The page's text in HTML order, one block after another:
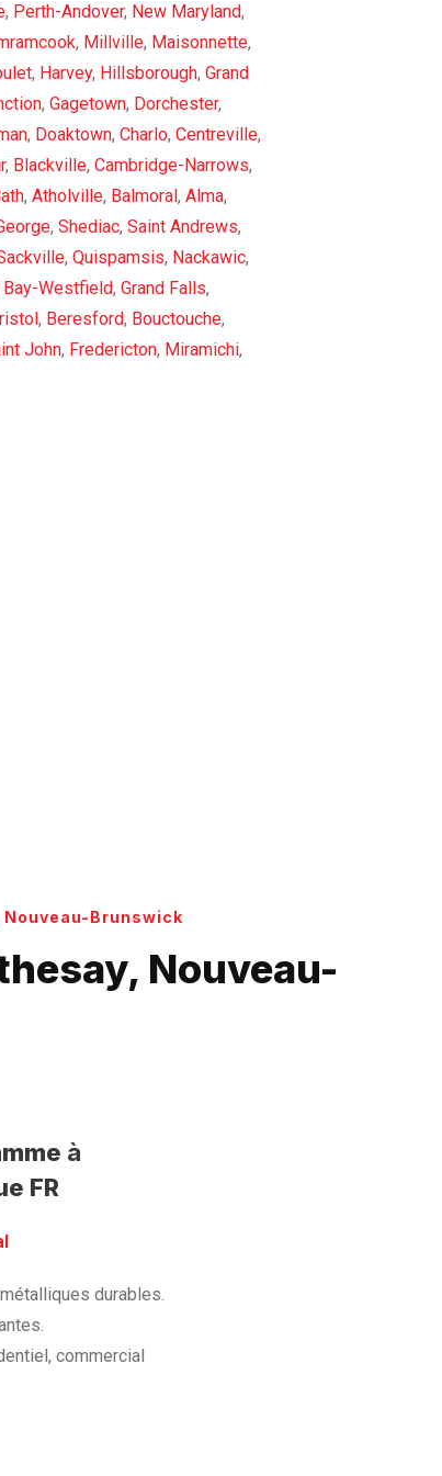
, Perth-Andover, New Maryland,
, Millville, Maisonnette,
, Harvey, Hillsborough, Grand
, Gagetown, Dorchester,
, Doaktown, Charlo, Centreville,
, Blackville, Cambridge-Narrows,
, Atholville, Balmoral , Alma,
, Shediac, Saint Andrews,
, Quispamsis, Nackawic,
Bay-Westfield, Grand Falls,
, Beresford, Bouctouche,
John, Fredericton, Miramichi,
Brunswick
Nouveau-
à
FR
durables.
commercial